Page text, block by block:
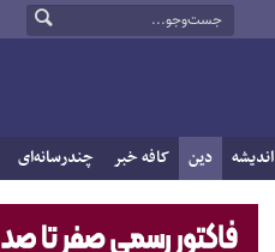
اندیشه دین کافه خبر چندرسانه‌ای